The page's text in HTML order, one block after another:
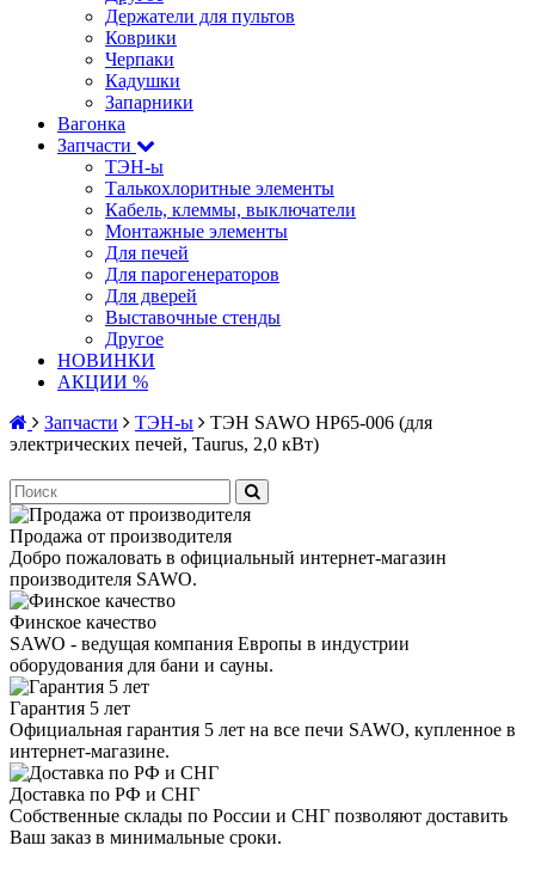
Держатели для пультов
Коврики
Черпаки
Кадушки
Запарники
Вагонка
Запчасти
ТЭН-ы
Талькохлоритные элементы
Кабель, клеммы, выключатели
Монтажные элементы
Для печей
Для парогенераторов
Для дверей
Выставочные стенды
Другое
НОВИНКИ
АКЦИИ %
Запчасти
ТЭН-ы
ТЭН SAWO HP65-006 (для
электрических печей, Taurus, 2,0 кВт)
Продажа от производителя
Добро пожаловать в официальный интернет-магазин
производителя SAWO.
Финское качество
SAWO - ведущая компания Европы в индустрии
оборудования для бани и сауны.
Гарантия 5 лет
Официальная гарантия 5 лет на все печи SAWO, купленное в
интернет-магазине.
Доставка по РФ и СНГ
Собственные склады по России и СНГ позволяют доставить
Ваш заказ в минимальные сроки.